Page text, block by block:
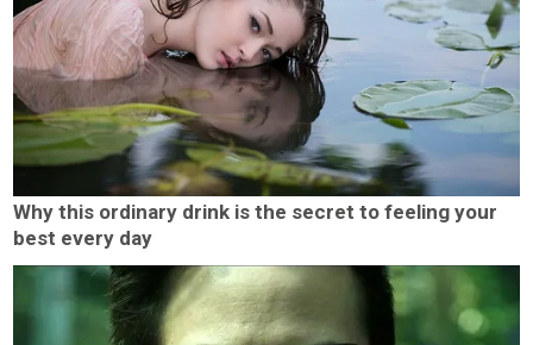
Why this ordinary drink is the secret to feeling your
best every day